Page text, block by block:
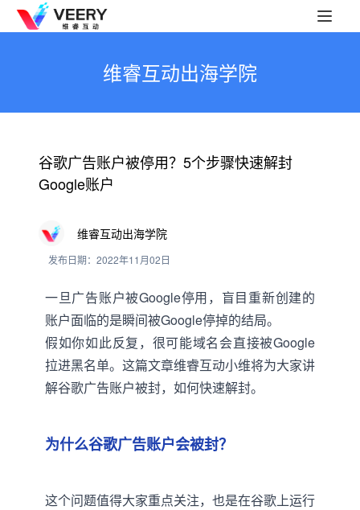
维睿互动出海学院
谷歌广告账户被停用？5个步骤快速解封
Google账户
维睿互动出海学院
发布日期：2022年11月02日
一旦广告账户被Google停用，盲目重新创建的
账户面临的是瞬间被Google停掉的结局。
假如你如此反复，很可能域名会直接被Google
拉进黑名单。这篇文章维睿互动小维将为大家讲
解谷歌广告账户被封，如何快速解封。
为什么谷歌广告账户会被封？
这个问题值得大家重点关注，也是在谷歌上运行